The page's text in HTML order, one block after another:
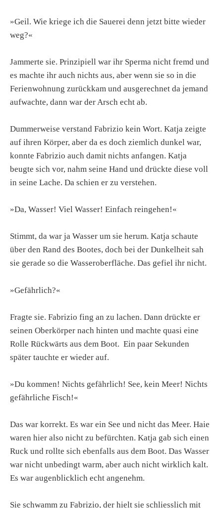
»Geil. Wie kriege ich die Sauerei denn jetzt bitte wieder
weg?«
Jammerte sie. Prinzipiell war ihr Sperma nicht fremd und
es machte ihr auch nichts aus, aber wenn sie so in die
Ferienwohnung zurückkam und ausgerechnet da jemand
aufwachte, dann war der Arsch echt ab.
Dummerweise verstand Fabrizio kein Wort. Katja zeigte
auf ihren Körper, aber da es doch ziemlich dunkel war,
konnte Fabrizio auch damit nichts anfangen. Katja
beugte sich vor, nahm seine Hand und drückte diese voll
in seine Lache. Da schien er zu verstehen.
»Da, Wasser! Viel Wasser! Einfach reingehen!«
Stimmt, da war ja Wasser um sie herum. Katja schaute
über den Rand des Bootes, doch bei der Dunkelheit sah
sie gerade so die Wasseroberfläche. Das gefiel ihr nicht.
»Gefährlich?«
Fragte sie. Fabrizio fing an zu lachen. Dann drückte er
seinen Oberkörper nach hinten und machte quasi eine
Rolle Rückwärts aus dem Boot. Ein paar Sekunden
später tauchte er wieder auf.
»Du kommen! Nichts gefährlich! See, kein Meer! Nichts
gefährliche Fisch!«
Das war korrekt. Es war ein See und nicht das Meer. Haie
waren hier also nicht zu befürchten. Katja gab sich einen
Ruck und rollte sich ebenfalls aus dem Boot. Das Wasser
war nicht unbedingt warm, aber auch nicht wirklich kalt.
Es war augenblicklich echt angenehm.
Sie schwamm zu Fabrizio, der hielt sie schliesslich mit